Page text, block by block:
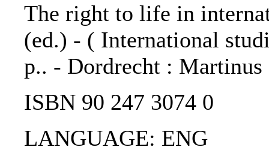
The right to life in
(ed.) - ( International
p.. - Dordrecht :
ISBN 90 247 3074 0
LANGUAGE: ENG